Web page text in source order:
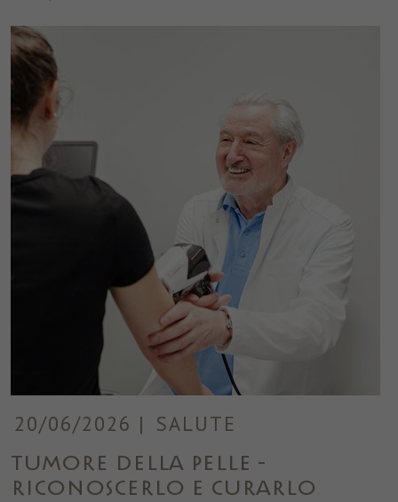
20/06/2026 | SALUTE
Tumore della pelle -
riconoscerlo e curarlo